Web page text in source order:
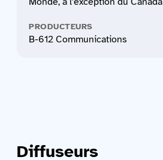
PRODUCTEURS
B-612 Communications
Diffuseurs